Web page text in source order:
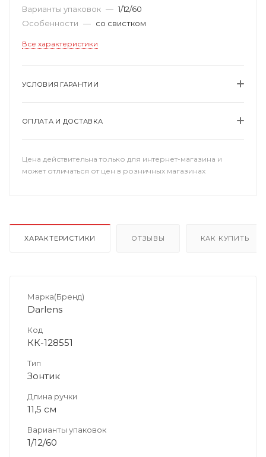
Варианты упаковок — 1/12/60
Особенности — со свистком
Все характеристики
УСЛОВИЯ ГАРАНТИИ
ОПЛАТА И ДОСТАВКА
Цена действительна только для интернет-магазина и
может отличаться от цен в розничных магазинах
ХАРАКТЕРИСТИКИ ОТЗЫВЫ КАК КУПИТЬ
Марка(Бренд)
Darlens
Код
КК-128551
Тип
Зонтик
Длина ручки
11,5 см
Варианты упаковок
1/12/60